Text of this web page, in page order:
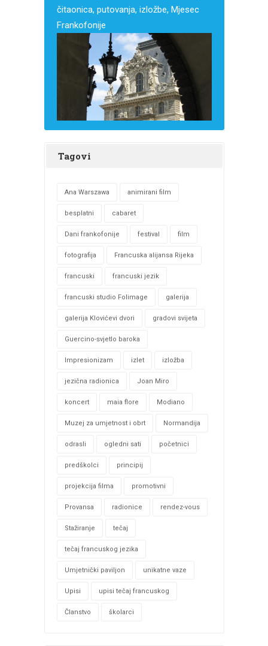
čitaonica, putovanja, izložbe, Mjesec
Frankofonije
Tagovi
Ana Warszawa animirani film
besplatni cabaret
Dani frankofonije festival film
fotografija Francuska alijansa Rijeka
francuski francuski jezik
francuski studio Folimage galerija
galerija Klovićevi dvori gradovi svijeta
Guercino-svjetlo baroka
Impresionizam izlet izložba
jezična radionica Joan Miro
koncert maia flore Modiano
Muzej za umjetnost i obrt Normandija
odrasli ogledni sati početnici
predškolci principij
projekcija filma promotivni
Provansa radionice rendez-vous
Stažiranje tečaj
tečaj francuskog jezika
Umjetnički paviljon unikatne vaze
Upisi upisi tečaj francuskog
Članstvo školarci